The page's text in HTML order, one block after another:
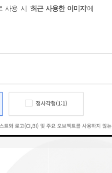
사용 시 '최근 사용한 이미지'에